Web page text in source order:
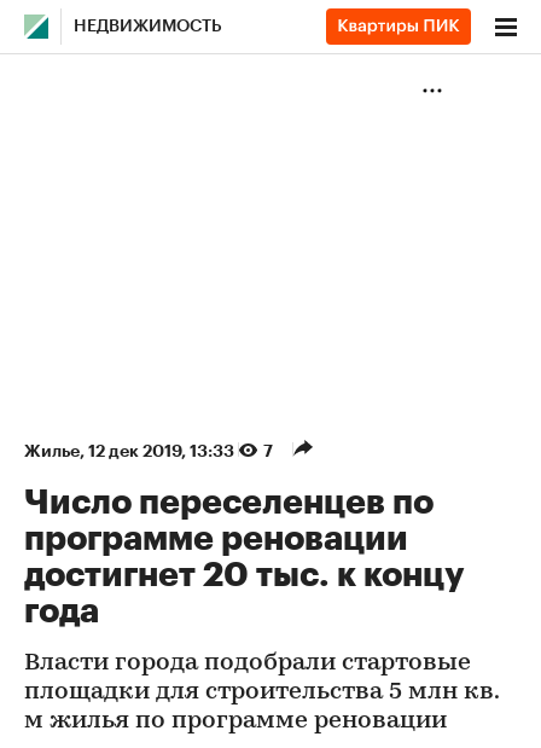
НЕДВИЖИМОСТЬ
Жилье⁠, 12 дек 2019, 13:33 7
Число переселенцев по
программе реновации
достигнет 20 тыс. к концу
года
Власти города подобрали стартовые
площадки для строительства 5 млн кв.
м жилья по программе реновации